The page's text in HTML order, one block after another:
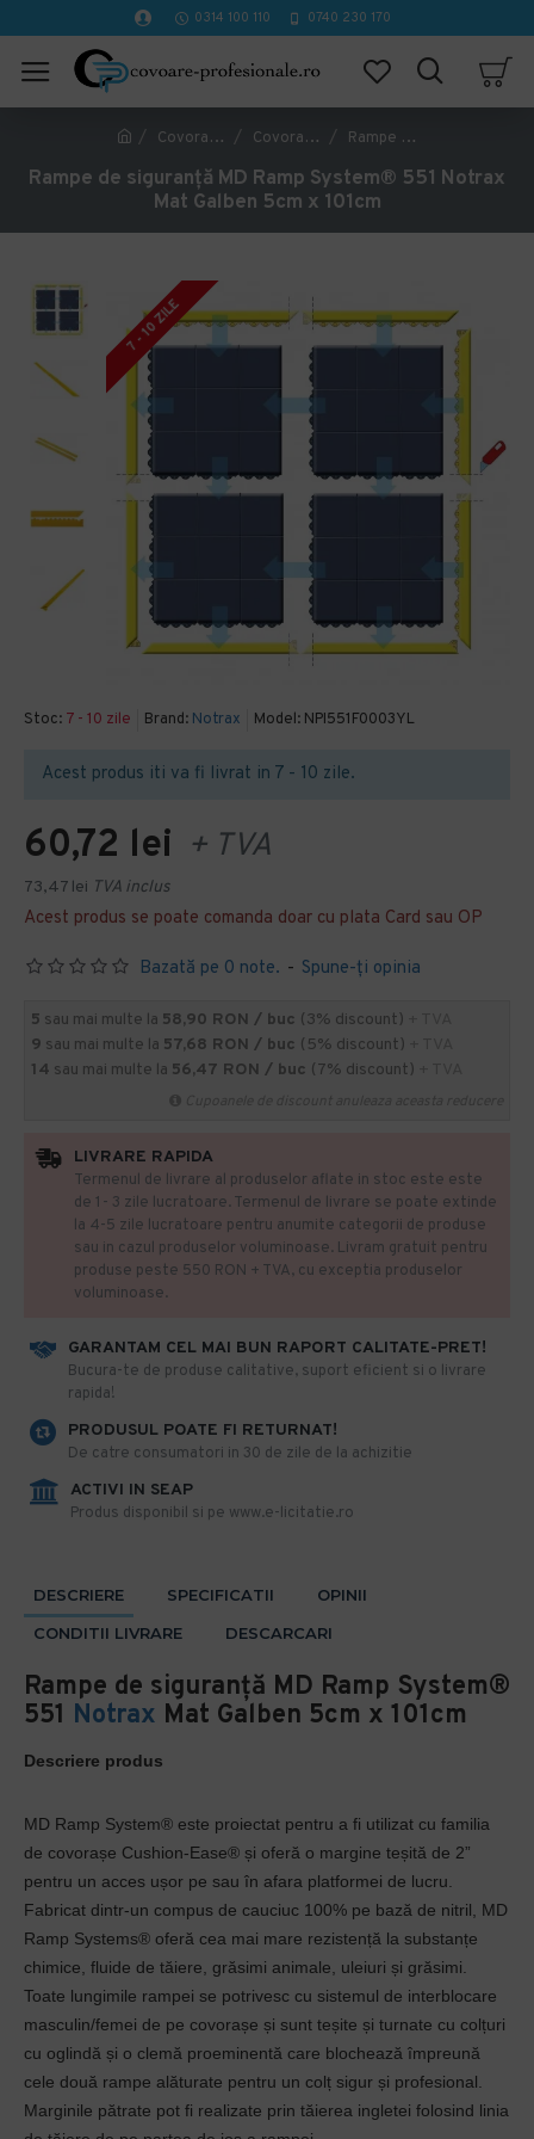
0314 100 110 0740 230 170
Covorase Profesionale Covorase industriale antiderapante Rampe de siguranță MD Ramp System® 551 Notrax Mat Galben 5cm x 101cm
Rampe de siguranță MD Ramp System® 551 Notrax
Mat Galben 5cm x 101cm
7 - 10 ZILE
Stoc: 7 - 10 zile Brand: Notrax Model: NPI551F0003YL
Acest produs iti va fi livrat in 7 - 10 zile.
Bazată pe 0 note. - Spune-ţi opinia
60,72 lei + TVA
73,47 lei TVA inclus
Acest produs se poate comanda doar cu plata Card sau OP
5 sau mai multe la 58,90 RON / buc (3% discount)
9 sau mai multe la 57,68 RON / buc (5% discount)
14 sau mai multe la 56,47 RON / buc (7% discount)
GARANTAM CEL MAI BUN RAPORT CALITATE-PRET!
​Bucura-te de produse calitative, suport eficient si o livrare
rapida!
PRODUSUL POATE FI RETURNAT!
De catre consumatori in 30 de zile de la achizitie
ACTIVI IN SEAP
Produs disponibil si pe www.e-licitatie.ro
LIVRARE RAPIDA
Termenul de livrare al produselor aflate in stoc este este
de 1- 3 zile lucratoare. Termenul de livrare se poate extinde
la 4-5 zile lucratoare pentru anumite categorii de produse
sau in cazul produselor voluminoase. Livram gratuit pentru
produse peste 550 RON + TVA, cu exceptia produselor
voluminoase.
DESCRIERE SPECIFICATII
OPINII
CONDITII LIVRARE
DESCARCARI
Rampe de siguranță MD Ramp System®
551 Notrax Mat Galben 5cm x 101cm
Descriere produs
MD Ramp System® este proiectat pentru a fi utilizat cu familia
de covorașe Cushion-Ease® și oferă o margine teșită de 2”
pentru un acces ușor pe sau în afara platformei de lucru.
Fabricat dintr-un compus de cauciuc 100% pe bază de nitril, MD
Ramp Systems® oferă cea mai mare rezistență la substanțe
chimice, fluide de tăiere, grăsimi animale, uleiuri și grăsimi.
Toate lungimile rampei se potrivesc cu sistemul de interblocare
masculin/femei de pe covorașe și sunt teșite și turnate cu colțuri
cu oglindă și o clemă proeminentă care blochează împreună
cele două rampe alăturate pentru un colț sigur și profesional.
Marginile pătrate pot fi realizate prin tăierea ingletei folosind linia